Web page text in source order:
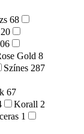
68
Gold 8
Színes 287
67
Korall 2
1